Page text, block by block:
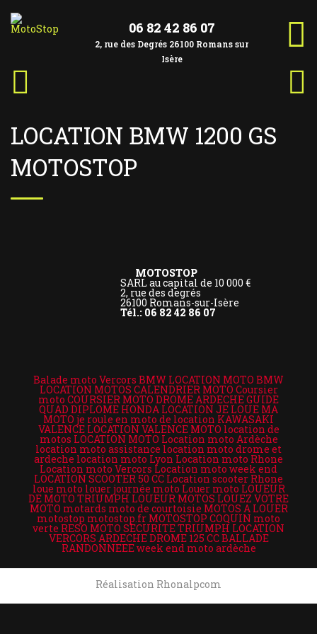
au
contenu
2, rue des Degrés 26100 Romans sur
Isère
06 82 42 86 07
Navigation
de
l’article
LOCATION BMW 1200 GS
MOTOSTOP
MOTOSTOP
SARL au capital de 10 000 €
2, rue des degrés
26100 Romans-sur-Isère
Tél.: 06 82 42 86 07
Balade moto Vercors BMW LOCATION MOTO BMW
LOCATION MOTOS CALENDRIER MOTO Coursier
moto COURSIER MOTO DROME ARDECHEGUIDE
QUAD DIPLOME HONDA LOCATION JE LOUE MA
MOTO je roule en moto de location KAWASAKI
VALENCE LOCATION VALENCE MOTO location de
motos LOCATION MOTO Location moto Ardèche
location moto assistance location moto drome et
ardeche location moto Lyon Location moto Rhone
Location moto Vercors Location moto week end
LOCATION SCOOTER 50 CC Location scooter Rhone
loue moto louer journée moto Louer moto LOUEUR
DE MOTO TRIUMPH LOUEUR MOTOS LOUEZ VOTRE
MOTO motards moto de courtoisie MOTOS A LOUER
motostop motostop.fr MOTOSTOP COQUIN moto
verte RESO MOTO SECURITETRIUMPH LOCATION
VERCORS ARDECHE DROME 125 CC BALLADE
RANDONNEEEweek end moto ardèche
Réalisation Rhonalpcom